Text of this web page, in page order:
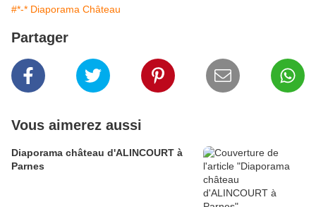
#*-* Diaporama Château
Partager
Vous aimerez aussi
Diaporama château d'ALINCOURT à
Parnes